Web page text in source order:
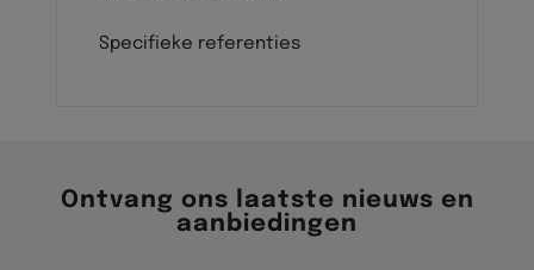
Specifieke referenties
Ontvang ons laatste nieuws en
aanbiedingen